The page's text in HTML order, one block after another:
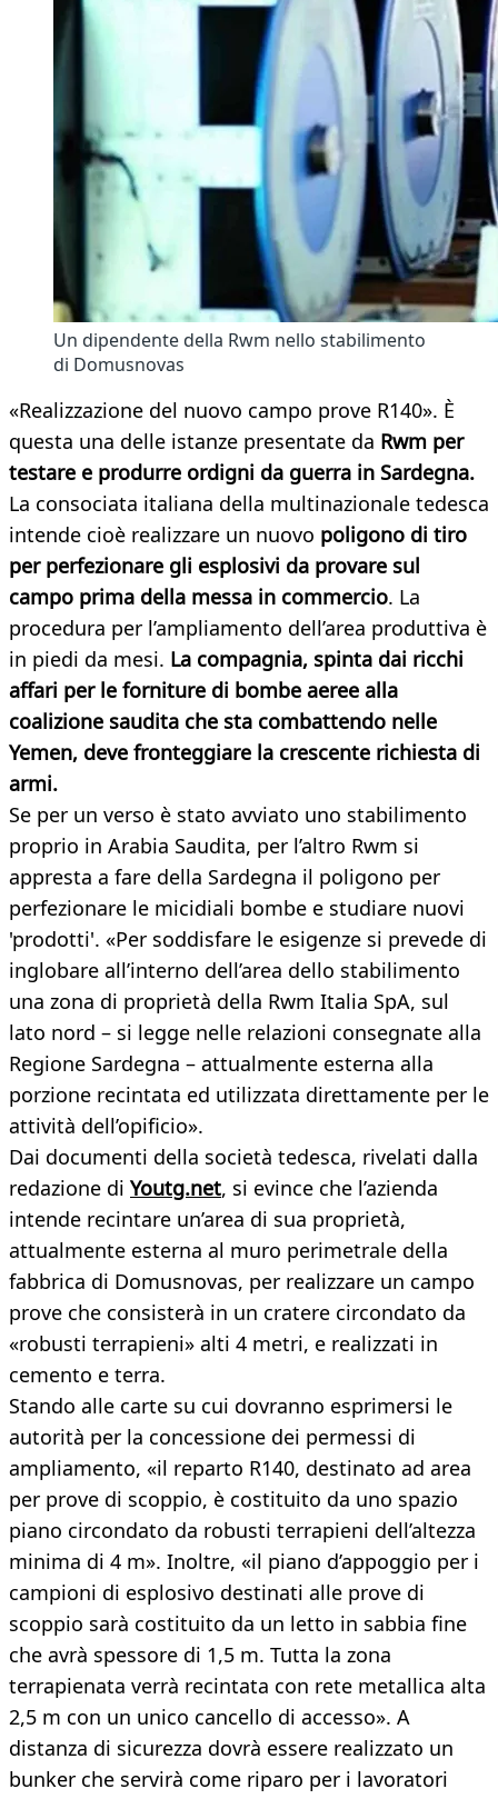
Un dipendente della Rwm nello stabilimento
di Domusnovas
«Realizzazione del nuovo campo prove R140». È
questa una delle istanze presentate da Rwm per
testare e produrre ordigni da guerra in Sardegna.
La consociata italiana della multinazionale tedesca
intende cioè realizzare un nuovo poligono di tiro
per perfezionare gli esplosivi da provare sul
campo prima della messa in commercio. La
procedura per l’ampliamento dell’area produttiva è
in piedi da mesi. La compagnia, spinta dai ricchi
affari per le forniture di bombe aeree alla
coalizione saudita che sta combattendo nelle
Yemen, deve fronteggiare la crescente richiesta di
armi.
Se per un verso è stato avviato uno stabilimento
proprio in Arabia Saudita, per l’altro Rwm si
appresta a fare della Sardegna il poligono per
perfezionare le micidiali bombe e studiare nuovi
'prodotti'. «Per soddisfare le esigenze si prevede di
inglobare all’interno dell’area dello stabilimento
una zona di proprietà della Rwm Italia SpA, sul
lato nord – si legge nelle relazioni consegnate alla
Regione Sardegna – attualmente esterna alla
porzione recintata ed utilizzata direttamente per le
attività dell’opificio».
Dai documenti della società tedesca, rivelati dalla
redazione di Youtg.net, si evince che l’azienda
intende recintare un’area di sua proprietà,
attualmente esterna al muro perimetrale della
fabbrica di Domusnovas, per realizzare un campo
prove che consisterà in un cratere circondato da
«robusti terrapieni» alti 4 metri, e realizzati in
cemento e terra.
Stando alle carte su cui dovranno esprimersi le
autorità per la concessione dei permessi di
ampliamento, «il reparto R140, destinato ad area
per prove di scoppio, è costituito da uno spazio
piano circondato da robusti terrapieni dell’altezza
minima di 4 m». Inoltre, «il piano d’appoggio per i
campioni di esplosivo destinati alle prove di
scoppio sarà costituito da un letto in sabbia fine
che avrà spessore di 1,5 m. Tutta la zona
terrapienata verrà recintata con rete metallica alta
2,5 m con un unico cancello di accesso». A
distanza di sicurezza dovrà essere realizzato un
bunker che servirà come riparo per i lavoratori